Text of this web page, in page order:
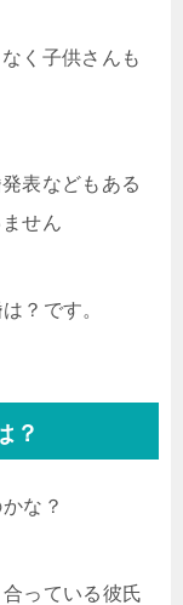
く子供さんも
表などもある
せん
？です。
？
な？
っている彼氏